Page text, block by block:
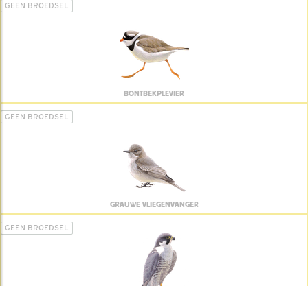
GEEN BROEDSEL
BONTBEKPLEVIER
GEEN BROEDSEL
GRAUWE VLIEGENVANGER
GEEN BROEDSEL